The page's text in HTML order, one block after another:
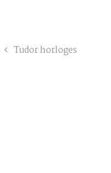
Tudor horloges